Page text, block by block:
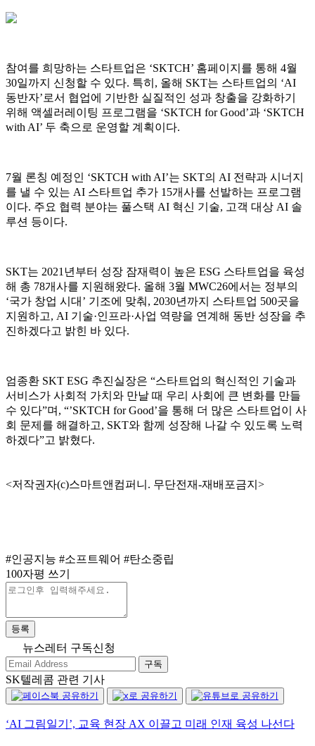
참여를 희망하는 스타트업은 ‘SKTCH’ 홈페이지를 통해 4월
30일까지 신청할 수 있다. 특히, 올해 SKT는 스타트업의 ‘AI
동반자’로서 협업에 기반한 실질적인 성과 창출을 강화하기
위해 액셀러레이팅 프로그램을 ‘SKTCH for Good’과 ‘SKTCH
with AI’ 두 축으로 운영할 계획이다.
7월 론칭 예정인 ‘SKTCH with AI’는 SKT의 AI 전략과 시너지
를 낼 수 있는 AI 스타트업 추가 15개사를 선발하는 프로그램
이다. 주요 협력 분야는 풀스택 AI 혁신 기술, 고객 대상 AI 솔
루션 등이다.
SKT는 2021년부터 성장 잠재력이 높은 ESG 스타트업을 육성
해 총 78개사를 지원해왔다. 올해 3월 MWC26에서는 정부의
‘국가 창업 시대’ 기조에 맞춰, 2030년까지 스타트업 500곳을
지원하고, AI 기술·인프라·사업 역량을 연계해 동반 성장을 추
진하겠다고 밝힌 바 있다.
엄종환 SKT ESG 추진실장은 “스타트업의 혁신적인 기술과
서비스가 사회적 가치와 만날 때 우리 사회에 큰 변화를 만들
수 있다”며, “’SKTCH for Good’을 통해 더 많은 스타트업이 사
회 문제를 해결하고, SKT와 함께 성장해 나갈 수 있도록 노력
하겠다”고 밝혔다.
<저작권자(c)스마트앤컴퍼니. 무단전재-재배포금지>
#인공지능 #소프트웨어 #탄소중립
100자평 쓰기
등록
뉴스레터 구독신청
구독
SK텔레콤 관련 기사
‘AI 그림일기’, 교육 현장 AX 이끌고 미래 인재 육성 나선다